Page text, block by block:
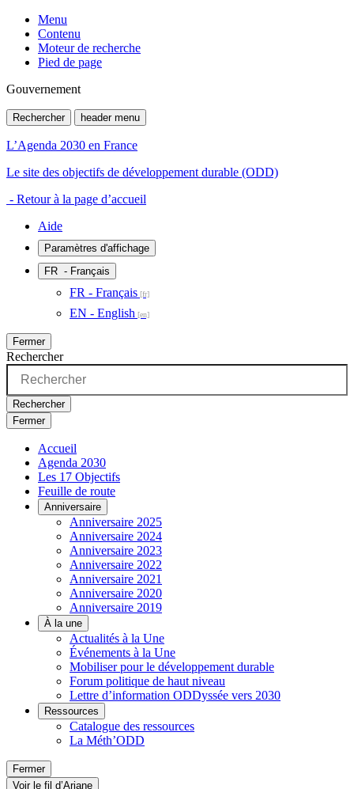
Menu
Contenu
Moteur de recherche
Pied de page
Gouvernement
Rechercher header menu
L’Agenda 2030 en France
Le site des objectifs de développement durable (ODD)
- Retour à la page d’accueil
Aide
Paramètres d'affichage
FR - Français
FR - Français
EN - English
Fermer
Rechercher
Rechercher
Fermer
Accueil
Agenda 2030
Les 17 Objectifs
Feuille de route
Anniversaire
Anniversaire 2025
Anniversaire 2024
Anniversaire 2023
Anniversaire 2022
Anniversaire 2021
Anniversaire 2020
Anniversaire 2019
À la une
Actualités à la Une
Événements à la Une
Mobiliser pour le développement durable
Forum politique de haut niveau
Lettre d’information ODDyssée vers 2030
Ressources
Catalogue des ressources
La Méth’ODD
Fermer
Voir le fil d’Ariane